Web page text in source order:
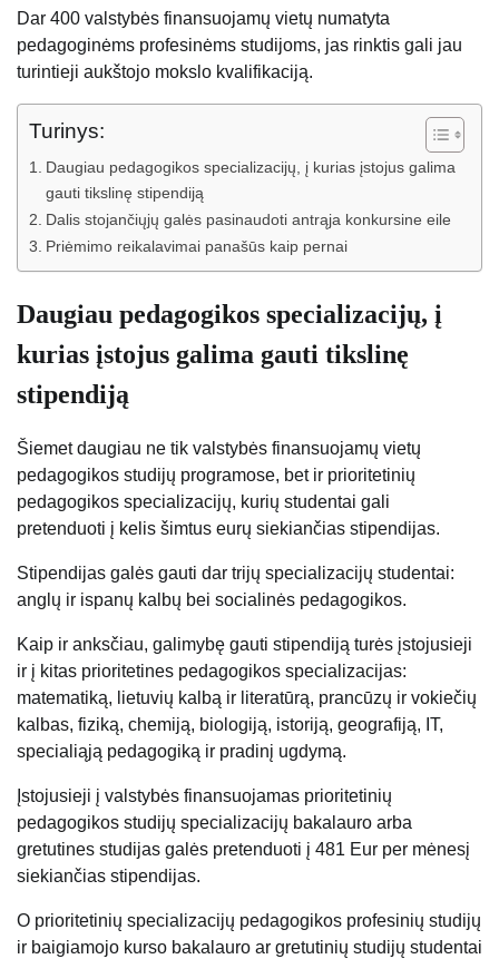
Dar 400 valstybės finansuojamų vietų numatyta
pedagoginėms profesinėms studijoms, jas rinktis gali jau
turintieji aukštojo mokslo kvalifikaciją.
Turinys:
Daugiau pedagogikos specializacijų, į kurias įstojus galima
gauti tikslinę stipendiją
Dalis stojančiųjų galės pasinaudoti antrąja konkursine eile
Priėmimo reikalavimai panašūs kaip pernai
Daugiau pedagogikos specializacijų, į
kurias įstojus galima gauti tikslinę
stipendiją
Šiemet daugiau ne tik valstybės finansuojamų vietų
pedagogikos studijų programose, bet ir prioritetinių
pedagogikos specializacijų, kurių studentai gali
pretenduoti į kelis šimtus eurų siekiančias stipendijas.
Stipendijas galės gauti dar trijų specializacijų studentai:
anglų ir ispanų kalbų bei socialinės pedagogikos.
Kaip ir anksčiau, galimybę gauti stipendiją turės įstojusieji
ir į kitas prioritetines pedagogikos specializacijas:
matematiką, lietuvių kalbą ir literatūrą, prancūzų ir vokiečių
kalbas, fiziką, chemiją, biologiją, istoriją, geografiją, IT,
specialiąją pedagogiką ir pradinį ugdymą.
Įstojusieji į valstybės finansuojamas prioritetinių
pedagogikos studijų specializacijų bakalauro arba
gretutines studijas galės pretenduoti į 481 Eur per mėnesį
siekiančias stipendijas.
O prioritetinių specializacijų pedagogikos profesinių studijų
ir baigiamojo kurso bakalauro ar gretutinių studijų studentai